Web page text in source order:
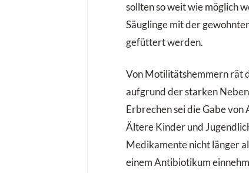
sollten so weit wie möglich
Säuglinge mit der
gefüttert werden.
Von Motilitätshemmern rät
aufgrund der starken
Erbrechen sei die Gabe
Ältere Kinder und
Medikamente nicht länger
einem Antibiotikum